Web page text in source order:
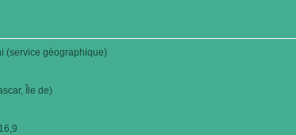
(service géographique)
Île de)